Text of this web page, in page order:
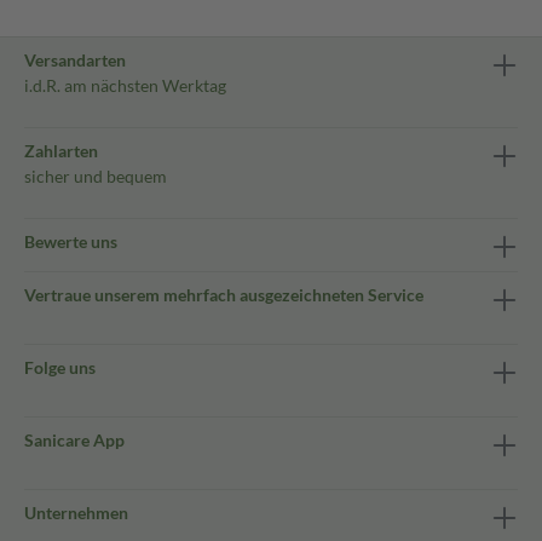
Versandarten
i.d.R. am nächsten Werktag
Zahlarten
sicher und bequem
Bewerte uns
Vertraue unserem mehrfach ausgezeichneten Service
Folge uns
Sanicare App
Unternehmen